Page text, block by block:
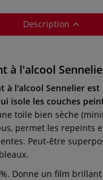
Description
à l'alcool
à l'alcool Sennelier est
isole les couches
toile bien sèche
permet les repeints
Peut-être
Donne un film